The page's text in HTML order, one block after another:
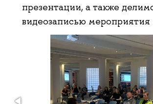
презентации, а также
видеозаписью мероприятия